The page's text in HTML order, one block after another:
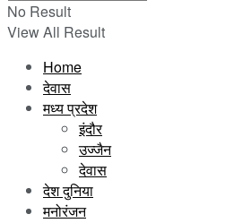
No Result
View All Result
Home
देवास
मध्य प्रदेश
इंदौर
उज्जैन
देवास
देश दुनिया
मनोरंजन